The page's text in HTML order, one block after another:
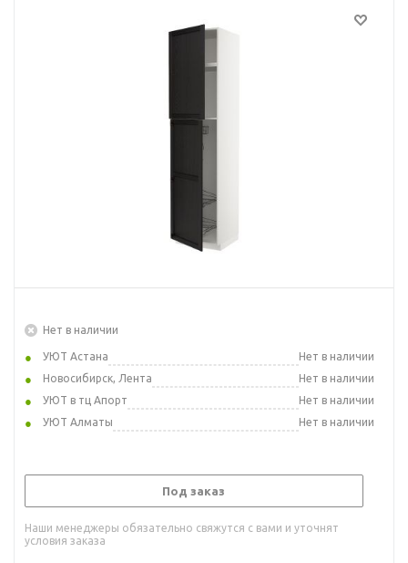
Нет в наличии
УЮТ Астана
Нет в наличии
Новосибирск, Лента
Нет в наличии
УЮТ в тц Апорт
Нет в наличии
УЮТ Алматы
Нет в наличии
Под заказ
Наши менеджеры обязательно свяжутся с вами и уточнят
условия заказа